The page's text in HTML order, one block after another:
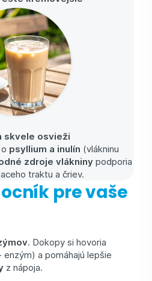
skvele osvieži
psyllium a inulín (vlákninu
zdroje vlákniny podporia
traktu a čriev.
pre vaše
. Dokopy si hovoria
enzým) a pomáhajú lepšie
z nápoja.